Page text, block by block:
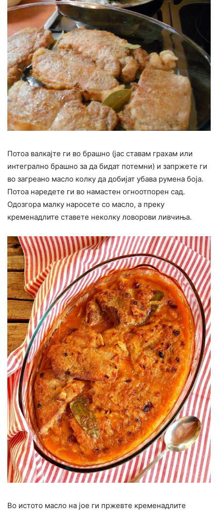
Потоа валкајте ги во брашно (јас ставам грахам или
интегрално брашно за да бидат потемни) и запржете ги
во загреано масло колку да добијат убава румена боја.
Потоа наредете ги во намастен огноотпорен сад.
Одозгора малку наросете со масло, а преку
кременадлите ставете неколку ловорови ливчиња.
Во истото масло на јое ги пржевте кременадлите